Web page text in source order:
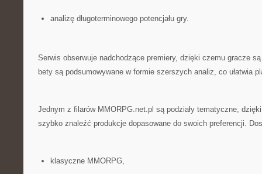
analizę długoterminowego potencjału gry.
Serwis obserwuje nadchodzące premiery, dzięki czemu gracze
bety są podsumowywane w formie szerszych analiz, co ułatwia
Jednym z filarów MMORPG.net.pl są podziały tematyczne,
szybko znaleźć produkcje dopasowane do swoich preferencji.
klasyczne MMORPG,